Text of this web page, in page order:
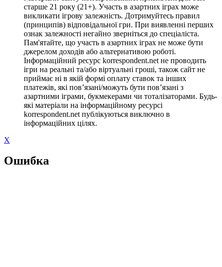
старше 21 року (21+). Участь в азартних іграх може
викликати ігрову залежність. Дотримуйтесь правил
(принципів) відповідальної гри. При виявленні перших
ознак залежності негайно зверніться до спеціаліста.
Пам'ятайте, що участь в азартних іграх не може бути
джерелом доходів або альтернативою роботі.
Інформаційний ресурс korrespondent.net не проводить
ігри на реальні та/або віртуальні гроші, також сайт не
приймає ні в якій формі оплату ставок та інших
платежів, які пов’язані/можуть бути пов’язані з
азартними іграми, букмекерами чи тоталізаторами. Будь-
які матеріали на інформаційному ресурсі
korrespondent.net публікуються виключно в
інформаційних цілях.
X
Ошибка